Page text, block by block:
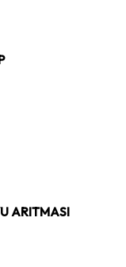
ARITMASI